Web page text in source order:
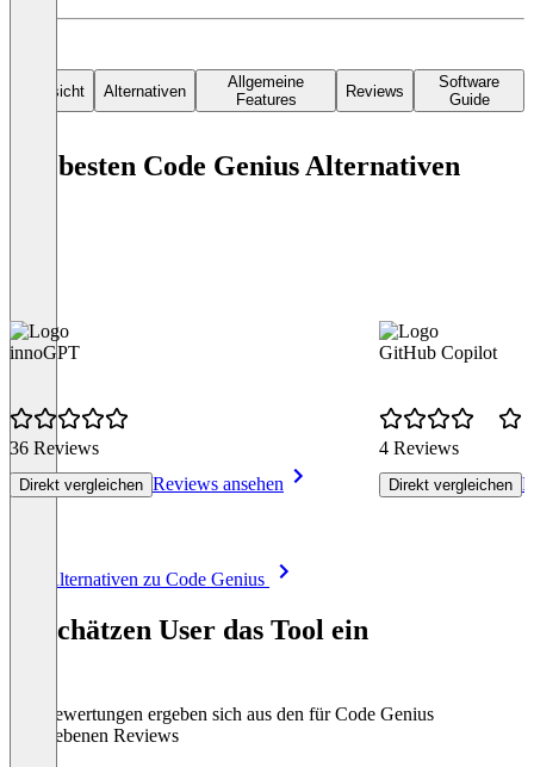
Übersicht Alternativen
Allgemeine
Features
Reviews
Software
Guide
Die besten Code Genius Alternativen
innoGPT
36 Reviews
Direkt vergleichen Reviews ansehen
GitHub Copilot
4 Reviews
Direkt vergleichen
Alle Alternativen zu Code Genius
So schätzen User das Tool ein
Die Bewertungen ergeben sich aus den für Code Genius
abgegebenen Reviews